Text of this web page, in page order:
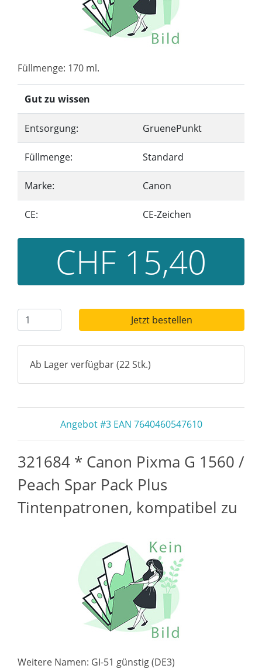
Füllmenge: 170 ml.
Gut zu wissen
Entsorgung: GruenePunkt
Füllmenge: Standard
Marke: Canon
CE: CE-Zeichen
CHF 15,40
Jetzt bestellen
Ab Lager verfügbar (22 Stk.)
Angebot #3 EAN 7640460547610
321684 * Canon Pixma G 1560 /
Peach Spar Pack Plus
Tintenpatronen, kompatibel zu
Weitere Namen: GI-51 günstig (DE3)